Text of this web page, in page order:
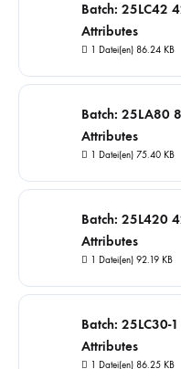
Batch: 25LC42
Attributes
1 Datei(en) 86.24 KB
Batch: 25LA80
Attributes
1 Datei(en) 75.40 KB
Batch: 25L420
Attributes
1 Datei(en) 92.19 KB
Batch:
Attributes
1 Datei(en) 86.25 KB